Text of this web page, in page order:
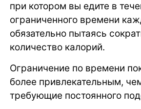
при котором вы едите в
ограниченного времени
обязательно пытаясь
количество калорий.
Ограничение по времени
более привлекательным,
требующие постоянного